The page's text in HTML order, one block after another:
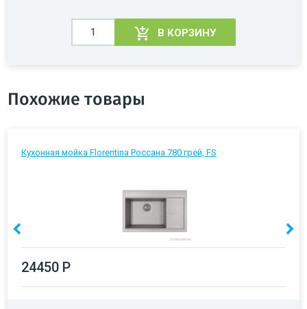
В КОРЗИНУ
Похожие товары
Кухонная мойка Florentina Россана 780 грей, FS
24450 Р